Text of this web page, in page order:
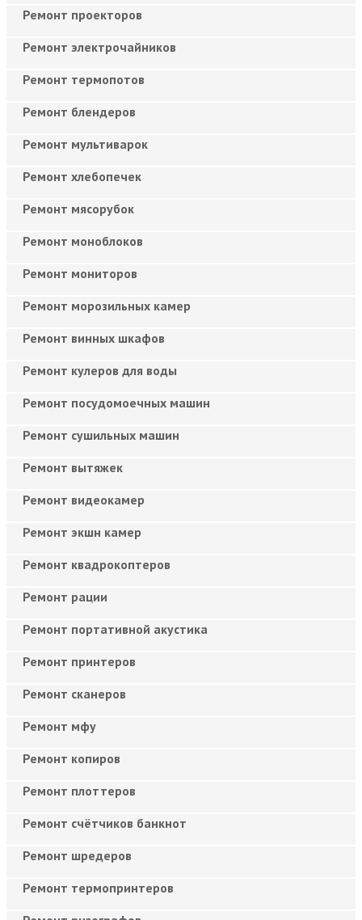
Ремонт проекторов
Ремонт электрочайников
Ремонт термопотов
Ремонт блендеров
Ремонт мультиварок
Ремонт хлебопечек
Ремонт мясорубок
Ремонт моноблоков
Ремонт мониторов
Ремонт морозильных камер
Ремонт винных шкафов
Ремонт кулеров для воды
Ремонт посудомоечных машин
Ремонт сушильных машин
Ремонт вытяжек
Ремонт видеокамер
Ремонт экшн камер
Ремонт квадрокоптеров
Ремонт рации
Ремонт портативной акустика
Ремонт принтеров
Ремонт сканеров
Ремонт мфу
Ремонт копиров
Ремонт плоттеров
Ремонт счётчиков банкнот
Ремонт шредеров
Ремонт термопринтеров